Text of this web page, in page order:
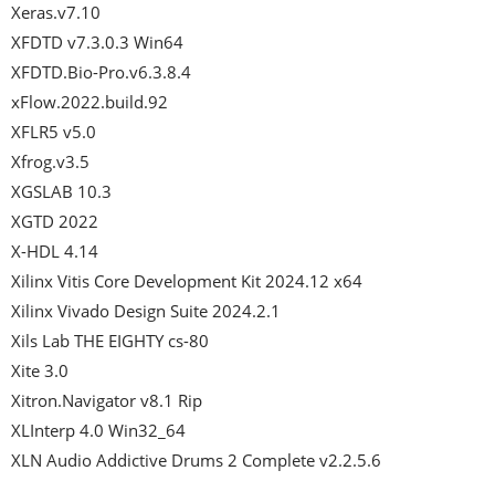
Xeras.v7.10
XFDTD v7.3.0.3 Win64
XFDTD.Bio-Pro.v6.3.8.4
xFlow.2022.build.92
XFLR5 v5.0
Xfrog.v3.5
XGSLAB 10.3
XGTD 2022
X-HDL 4.14
Xilinx Vitis Core Development Kit 2024.12 x64
Xilinx Vivado Design Suite 2024.2.1
Xils Lab THE EIGHTY cs-80
Xite 3.0
Xitron.Navigator v8.1 Rip
XLInterp 4.0 Win32_64
XLN Audio Addictive Drums 2 Complete v2.2.5.6